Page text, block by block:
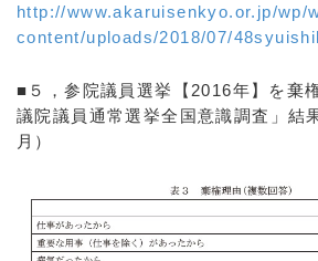
http://www.akaruisenkyo.or.jp/wp/
content/uploads/2018/07/
■５，参院議員選挙【2016年】を棄
議院議員通常選挙全国意識調査」結
月）